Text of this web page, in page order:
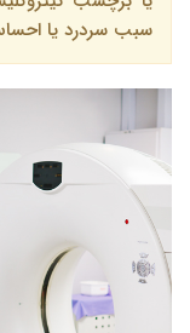
سبب سردرد یا